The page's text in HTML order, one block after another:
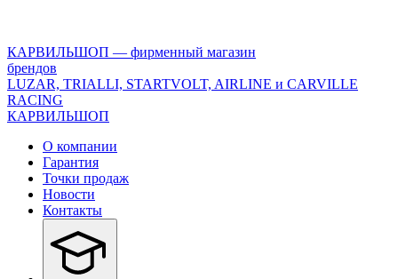
version="1.0"
encoding="utf-
8"?
>
КАРВИЛЬШОП — фирменный магазин
брендов
LUZAR, TRIALLI, STARTVOLT, AIRLINE и CARVILLE
RACING
КАРВИЛЬШОП
О компании
Гарантия
Точки продаж
Новости
Контакты